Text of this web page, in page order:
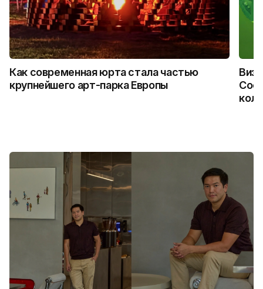
Как современная юрта стала частью
крупнейшего арт-парка Европы